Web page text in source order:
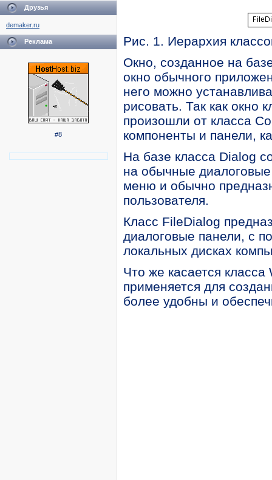
Друзья
demaker.ru
Реклама
#8
Рис. 1. Иерархия
Окно, созданное на
окно обычного
него можно
рисовать. Так как окно
произошли от класса
компоненты и панели,
На базе класса Dialog
на обычные
меню и обычно
пользователя.
Класс FileDialog
диалоговые панели, с
локальных дисках
Что же касается класса
применяется для
более удобны и